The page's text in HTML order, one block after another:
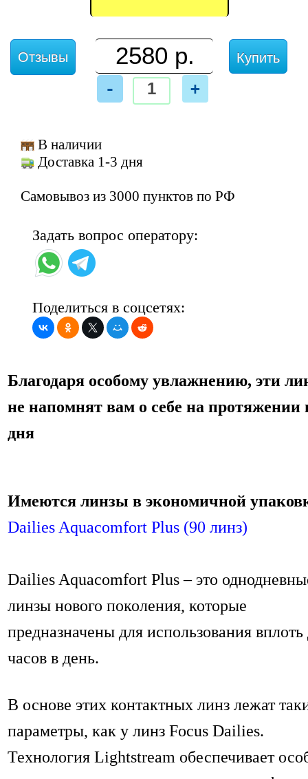
Отзывы
- +
Купить
В наличии
Доставка 1-3 дня
Самовывоз из 3000 пунктов по РФ
Задать вопрос оператору:
Поделиться в соцсетях:
Благодаря особому увлажнению, эти
не напомнят вам о себе на протяжении
дня
Имеются линзы в экономичной
Dailies Aquacomfort Plus (90 линз)
Dailies Aquacomfort Plus – это
линзы нового поколения, которые
предназначены для использования вплоть
часов в день.
В основе этих контактных линз лежат
параметры, как у линз Focus Dailies.
Технология Lightstream обеспечивает